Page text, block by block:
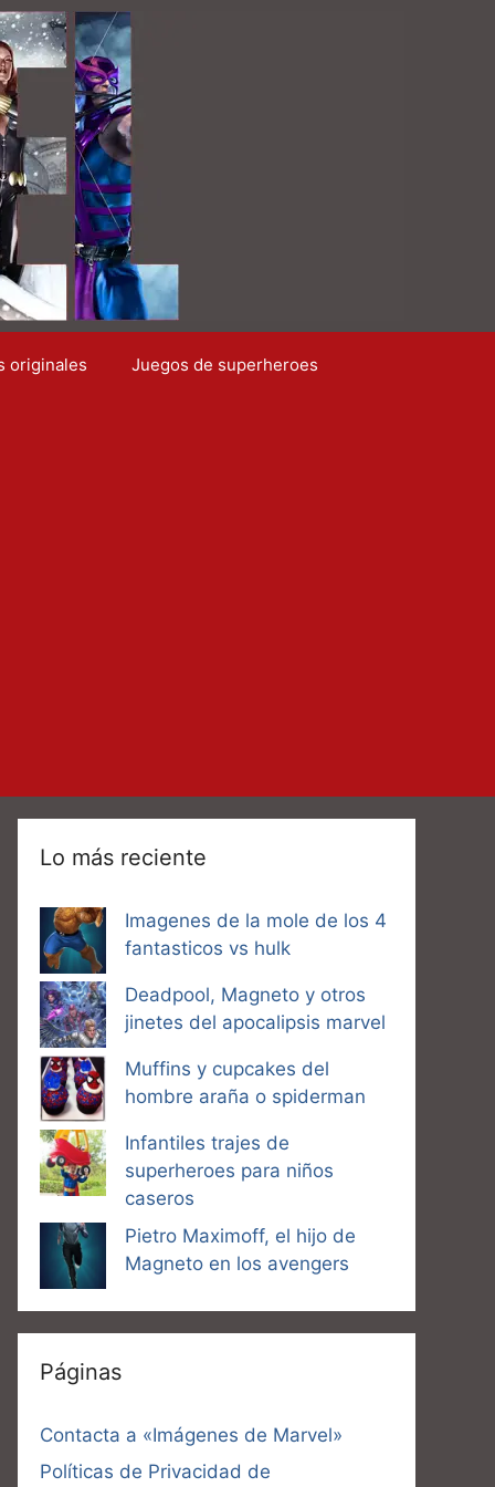
originales Juegos de superheroes
Lo más reciente
Imagenes de la mole de los 4
fantasticos vs hulk
Deadpool, Magneto y otros
jinetes del apocalipsis marvel
Muffins y cupcakes del
hombre araña o spiderman
Infantiles trajes de
superheroes para niños
caseros
Pietro Maximoff, el hijo de
Magneto en los avengers
Páginas
Contacta a «Imágenes de Marvel»
Políticas de Privacidad de